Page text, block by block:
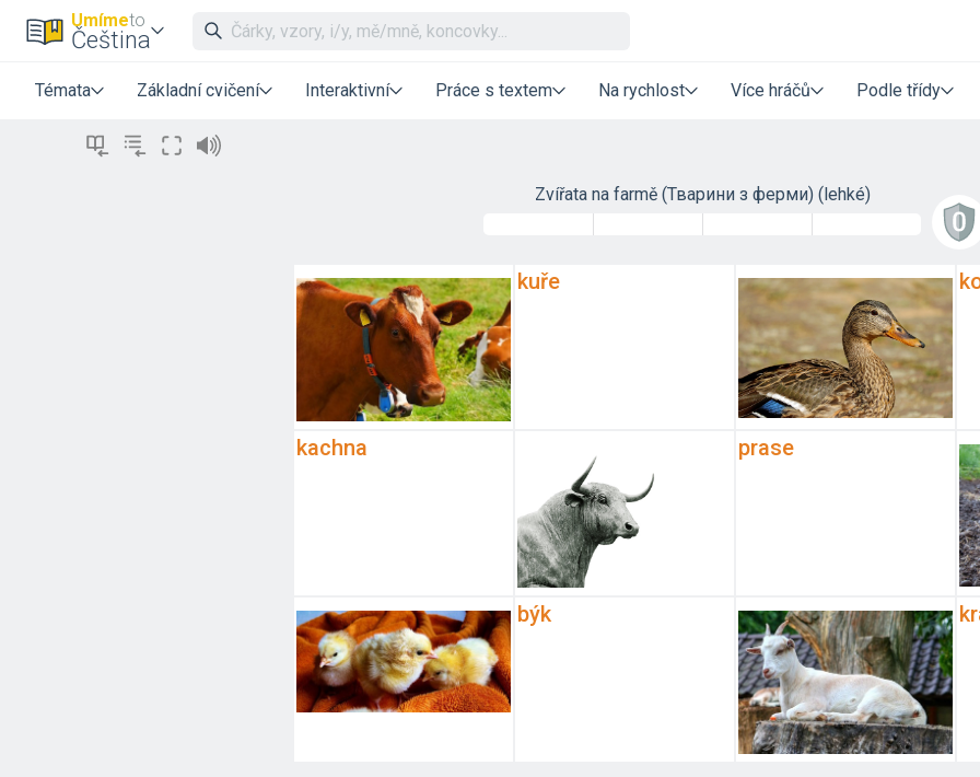
Umímeto
Čeština
Témata Základní cvičení Interaktivní Práce s textem Na rychlost Více hráčů Podle třídy
Zvířata na farmě (Тварини з ферми) (lehké)
kachna
kuře
býk
prase